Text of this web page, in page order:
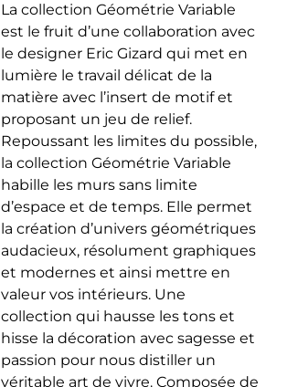
choisies
sur
la
page
du
produit
prix :
35.00 €
à
50.00 €
La collection Géométrie Variable
est le fruit d’une collaboration avec
le designer Eric Gizard qui met en
lumière le travail délicat de la
matière avec l’insert de motif et
proposant un jeu de relief.
Repoussant les limites du possible,
la collection Géométrie Variable
habille les murs sans limite
d’espace et de temps. Elle permet
la création d’univers géométriques
audacieux, résolument graphiques
et modernes et ainsi mettre en
valeur vos intérieurs. Une
collection qui hausse les tons et
hisse la décoration avec sagesse et
passion pour nous distiller un
véritable art de vivre. Composée de